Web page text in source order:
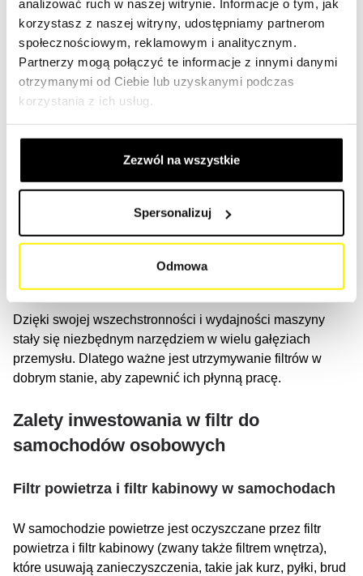
analizować ruch w naszej witrynie. Informacje o tym, jak
korzystasz z naszej witryny, udostępniamy partnerom
społecznościowym, reklamowym i analitycznym.
Partnerzy mogą połączyć te informacje z innymi danymi
otrzymanymi od Ciebie lub uzyskanymi podczas
korzystania z ich usług.
Zezwól na wszystkie
Spersonalizuj
Odmowa
takich jak BMW, Mercedes-Benz, Audi, Volkswagen, Ford,
Toyota, Chevrolet, Porsche, Nissan, Honda i wiele innych,
ale możesz również wybrać sprawdzone filtry od SF-Filter.
Systemy filtrujące do wszystkich
Klienci z całego świata korzystają z naszych filtrów,
ponieważ posiadamy ponad 40'000 filtrów referencyjnych,
Dzięki swojej wszechstronności i wydajności maszyny
stały się niezbędnym narzędziem w wielu gałęziach
przemysłu. Dlatego ważne jest utrzymywanie filtrów w
dobrym stanie, aby zapewnić ich płynną pracę.
Zalety inwestowania w filtr do
samochodów osobowych
Filtr powietrza i filtr kabinowy w samochodach
W samochodzie powietrze jest oczyszczane przez filtr
powietrza i filtr kabinowy (zwany także filtrem wnętrza),
które usuwają zanieczyszczenia, takie jak kurz, pyłki, brud